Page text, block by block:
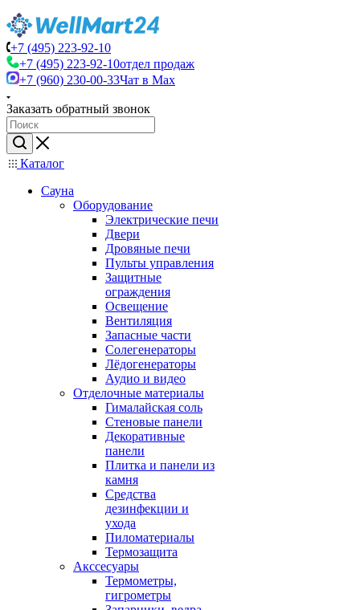
+7 (495) 223-92-10
+7 (495) 223-92-10отдел продаж
+7 (960) 230-00-33Чат в Max
Заказать обратный звонок
Каталог
Сауна
Оборудование
Электрические печи
Двери
Дровяные печи
Пульты управления
Защитные
ограждения
Освещение
Вентиляция
Запасные части
Солегенераторы
Лёдогенераторы
Аудио и видео
Отделочные материалы
Гималайская соль
Стеновые панели
Декоративные
панели
Плитка и панели из
камня
Средства
дезинфекции и
ухода
Пиломатериалы
Термозащита
Аксcесуары
Термометры,
гигрометры